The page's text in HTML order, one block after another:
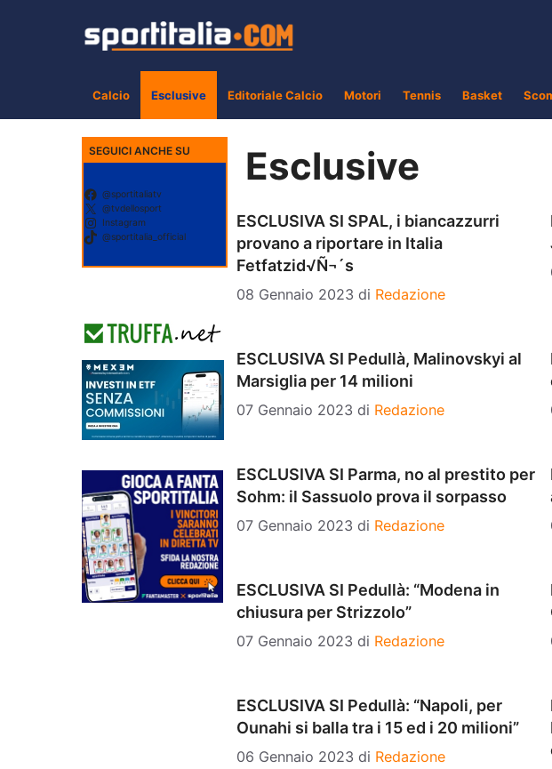
Calcio Esclusive Editoriale Calcio Motori Tennis Basket
Esclusive
ESCLUSIVA SI SPAL, i biancazzurri
provano a riportare in Italia
Fetfatzid√Ñ¬´s
08 Gennaio 2023 di Redazione
ESCLUSIVA SI Pedullà, Malinovskyi al
Marsiglia per 14 milioni
07 Gennaio 2023 di Redazione
ESCLUSIVA SI Parma, no al prestito per
Sohm: il Sassuolo prova il sorpasso
07 Gennaio 2023 di Redazione
ESCLUSIVA SI Pedullà: “Modena in
chiusura per Strizzolo”
07 Gennaio 2023 di Redazione
ESCLUSIVA SI Pedullà: “Napoli, per
Ounahi si balla tra i 15 ed i 20 milioni”
06 Gennaio 2023 di Redazione
SEGUICI ANCHE SU
@sportitaliatv
@tvdellosport
Instagram
@sportitalia_official